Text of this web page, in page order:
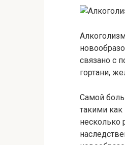
связано с
гортани,
Самой
такими как
несколько